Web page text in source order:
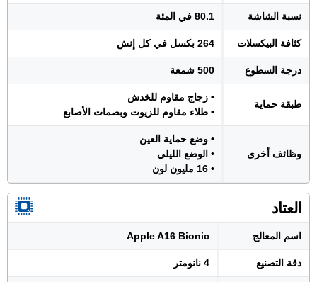
نسبة الشاشة 80.1 في المئة
كثافة البيكسلات 264 بكسل في كل إنش
درجة السطوع 500 شمعة
طبقة حماية
• زجاج مقاوم للخدش
• طلاء مقاوم للزيوت وبصمات الأصابع
وظائف أخرى
• وضع حماية العين
• الوضع الليلي
• 16 مليون لون
العتاد
اسم المعالج Apple A16 Bionic
دقة التصنيع 4 نانومتر